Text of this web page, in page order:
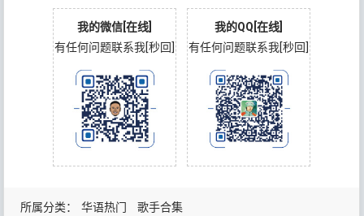
所属分类： 华语热门 歌手合集
我的微信[在线]
有任何问题联系我[秒回]
我的QQ[在线]
有任何问题联系我[秒回]